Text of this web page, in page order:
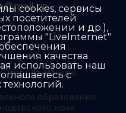
образования
края
Имидж
cookies, сервисы
посетителей
и др.),
"LiveInternet"
качества
использовать наш
с